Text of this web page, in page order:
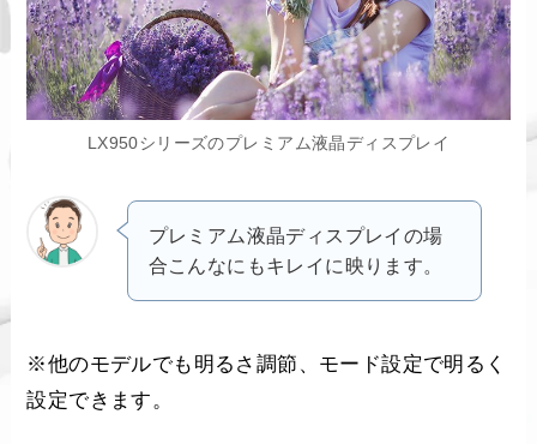
LX950シリーズのプレミアム液晶ディスプレイ
プレミアム液晶ディスプレイの場
合こんなにもキレイに映ります。
※他のモデルでも明るさ調節、モード設定で明るく
設定できます。